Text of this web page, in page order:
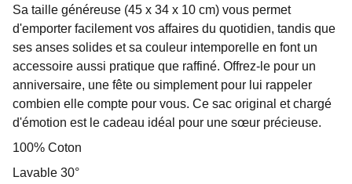
Sa taille généreuse (45 x 34 x 10 cm) vous permet
d'emporter facilement vos affaires du quotidien, tandis que
ses anses solides et sa couleur intemporelle en font un
accessoire aussi pratique que raffiné. Offrez-le pour un
anniversaire, une fête ou simplement pour lui rappeler
combien elle compte pour vous. Ce sac original et chargé
d'émotion est le cadeau idéal pour une sœur précieuse.
100% Coton
Lavable 30°